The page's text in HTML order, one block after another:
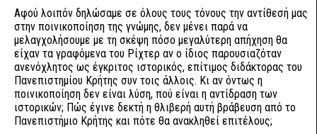
Αφού λοιπόν δηλώσαμε σε όλους τους τόνους την αντίθεσή μας
στην ποινικοποίηση της γνώμης, δεν μένει παρά να
μελαγχολήσουμε με τη σκέψη πόσο μεγαλύτερη απήχηση θα
είχαν τα γραφόμενα του Ρίχτερ αν ο ίδιος παρουσιαζόταν
ανενόχλητος ως έγκριτος ιστορικός, επίτιμος διδάκτορας του
Πανεπιστημίου Κρήτης συν τοις άλλοις. Κι αν όντως η
ποινικοποίηση δεν είναι λύση, πού είναι η αντίδραση των
ιστορικών; Πώς έγινε δεκτή η θλιβερή αυτή βράβευση από το
Πανεπιστήμιο Κρήτης και πότε θα ανακληθεί επιτέλους;